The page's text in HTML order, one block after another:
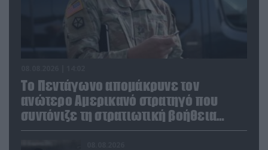
Το Πεντάγωνο απομάκρυνε τον
ανώτερο Αμερικανό στρατηγό που
συντόνιζε τη στρατιωτική βοήθεια
προς την Ουκρανία